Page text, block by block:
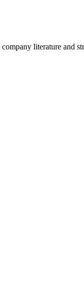
literature and